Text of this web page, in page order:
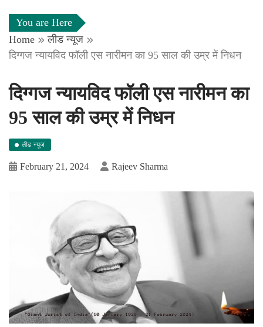
You are Here
Home
लीड न्यूज
दिग्गज न्यायविद फॉली एस नारीमन का 95 साल की उम्र में निधन
दिग्गज न्यायविद फॉली एस नारीमन का
95 साल की उम्र में निधन
लीड न्यूज
February 21, 2024 Rajeev Sharma